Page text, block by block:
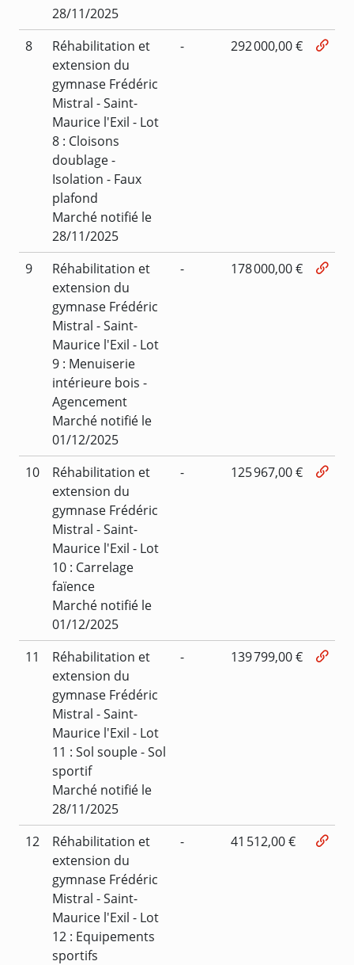
28/11/2025
8
Réhabilitation et
extension du
gymnase Frédéric
Mistral - Saint-
Maurice l'Exil - Lot
8 : Cloisons
doublage -
Isolation - Faux
plafond
Marché notifié le
28/11/2025
- 292 000,00 €
9
Réhabilitation et
extension du
gymnase Frédéric
Mistral - Saint-
Maurice l'Exil - Lot
9 : Menuiserie
intérieure bois -
Agencement
Marché notifié le
01/12/2025
- 178 000,00 €
10
Réhabilitation et
extension du
gymnase Frédéric
Mistral - Saint-
Maurice l'Exil - Lot
10 : Carrelage
faïence
Marché notifié le
01/12/2025
- 125 967,00 €
11
Réhabilitation et
extension du
gymnase Frédéric
Mistral - Saint-
Maurice l'Exil - Lot
11 : Sol souple - Sol
sportif
Marché notifié le
28/11/2025
- 139 799,00 €
12
Réhabilitation et
extension du
gymnase Frédéric
Mistral - Saint-
Maurice l'Exil - Lot
12 : Equipements
sportifs
- 41 512,00 €